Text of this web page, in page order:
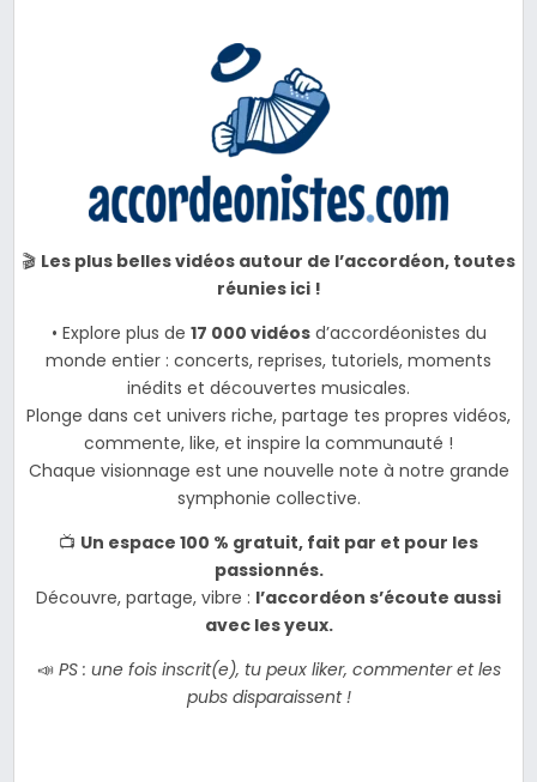
🎬 Les plus belles vidéos autour de l’accordéon, toutes
réunies ici !
• Explore plus de 17 000 vidéosd’accordéonistes du
monde entier : concerts, reprises, tutoriels, moments
inédits et découvertes musicales.
Plonge dans cet univers riche, partage tes propres vidéos,
commente, like, et inspire la communauté !
Chaque visionnage est une nouvelle note à notre grande
symphonie collective.
📺 Un espace 100 % gratuit, fait par et pour les
passionnés.
Découvre, partage, vibre : l’accordéon s’écoute aussi
avec les yeux.
📣 PS : une fois inscrit(e), tu peux liker, commenter et les
pubs disparaissent !